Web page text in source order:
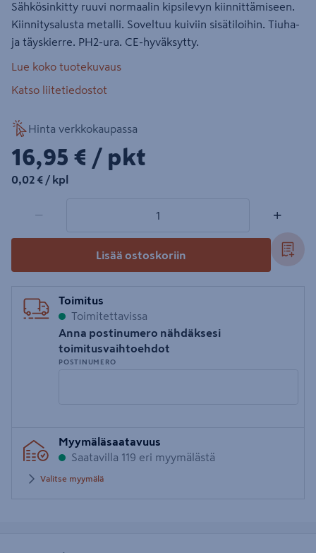
Sähkösinkitty ruuvi normaalin kipsilevyn kiinnittämiseen.
Kiinnitysalusta metalli. Soveltuu kuiviin sisätiloihin. Tiuha-
ja täyskierre. PH2-ura. CE-hyväksytty.
Lue koko tuotekuvaus
Katso liitetiedostot
Hinta verkkokaupassa
16,95€/pkt
16,95 € / pkt
0,02€/kpl
0,02 € / kpl
− +
Lisää ostoskoriin
Toimitus
Toimitettavissa
Anna postinumero nähdäksesi
toimitusvaihtoehdot
POSTINUMERO
postinumero
Myymäläsaatavuus
Saatavilla 119 eri myymälästä
Valitse myymälä